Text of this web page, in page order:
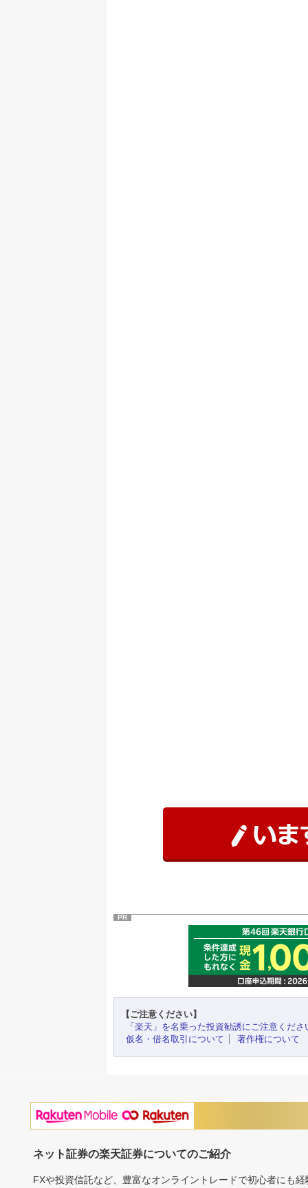
PR
【ご注意ください】
「楽天」を名乗った投資勧誘にご注意くださ
仮名・借名取引について
著作権について
ネット証券の楽天証券についてのご紹介
FXや投資信託など、豊富なオンライントレードで初心者にも